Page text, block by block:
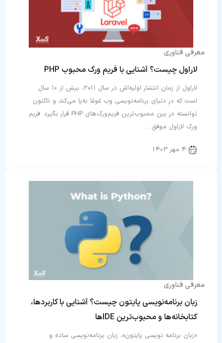
لاراول چیست؟ آشنایی با فریم ورک محبوب PHP
لاراول از زمان انتشار اولیه‌اش در سال ۲۰۱۱، بیش از ۱۰ سال
است که در دنیای برنامه‌نویسی وب غوغا به‌پا می‌کند و تاکنون
توانسته در بین محبوب‌ترین فریم‌ورک‌های PHP قرار بگیرد. فریم
ورک لاراول موفق…
معرفی فناوری
4 مهر 1403
زبان برنامه‌‌نویسی پایتون چیست؟ آشنایی با کاربردها،
کتابخانه‌ها و محبوب‌ترین IDEها
«زبان برنامه نویسی پایتون»، زبان برنامه‌نویسی ساده و
معرفی فناوری